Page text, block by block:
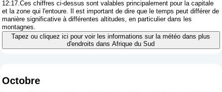
12:17.Ces chiffres ci-dessus sont valables principalement pour la capitale
et la zone qui l'entoure. Il est important de dire que le temps peut différer de
manière significative à différentes altitudes, en particulier dans les
montagnes.
Tapez ou cliquez ici pour voir les informations sur la météo dans plus
d'endroits dans Afrique du Sud
Octobre